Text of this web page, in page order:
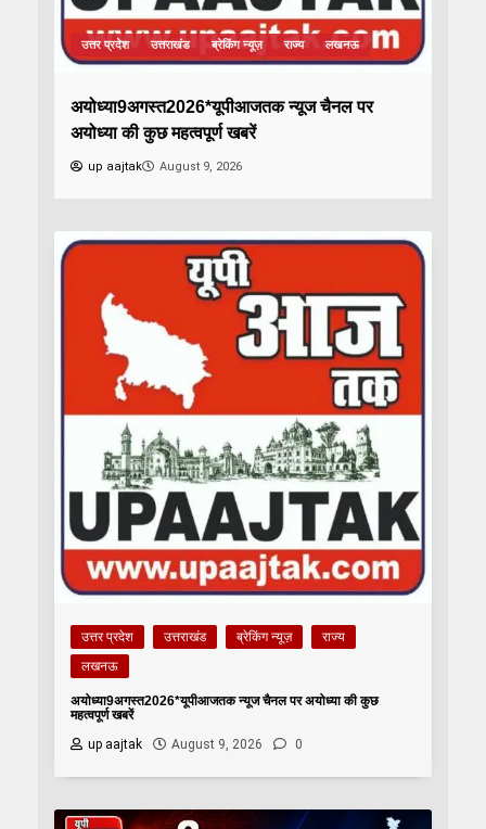
उत्तर प्रदेश उत्तराखंड ब्रेकिंग न्यूज़ राज्य लखनऊ
अयोध्या9अगस्त2026*यूपीआजतक न्यूज चैनल पर
अयोध्या की कुछ महत्वपूर्ण खबरें
up aajtak August 9, 2026
उत्तर प्रदेश उत्तराखंड ब्रेकिंग न्यूज़
राज्य
लखनऊ
अयोध्या9अगस्त2026*यूपीआजतक न्यूज चैनल पर अयोध्या की कुछ
महत्वपूर्ण खबरें
up aajtak
August 9, 2026 0